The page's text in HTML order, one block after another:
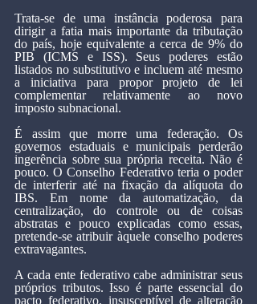
Trata-se de uma instância poderosa para
dirigir a fatia mais importante da tributação
do país, hoje equivalente a cerca de 9% do
PIB (ICMS e ISS). Seus poderes estão
listados no substitutivo e incluem até mesmo
a iniciativa para propor projeto de lei
complementar relativamente ao novo
imposto subnacional.
É assim que morre uma federação. Os
governos estaduais e municipais perderão
ingerência sobre sua própria receita. Não é
pouco. O Conselho Federativo teria o poder
de interferir até na fixação da alíquota do
IBS. Em nome da automatização, da
centralização, do controle ou de coisas
abstratas e pouco explicadas como essas,
pretende-se atribuir àquele conselho poderes
extravagantes.
A cada ente federativo cabe administrar seus
próprios tributos. Isso é parte essencial do
pacto federativo, insusceptível de alteração